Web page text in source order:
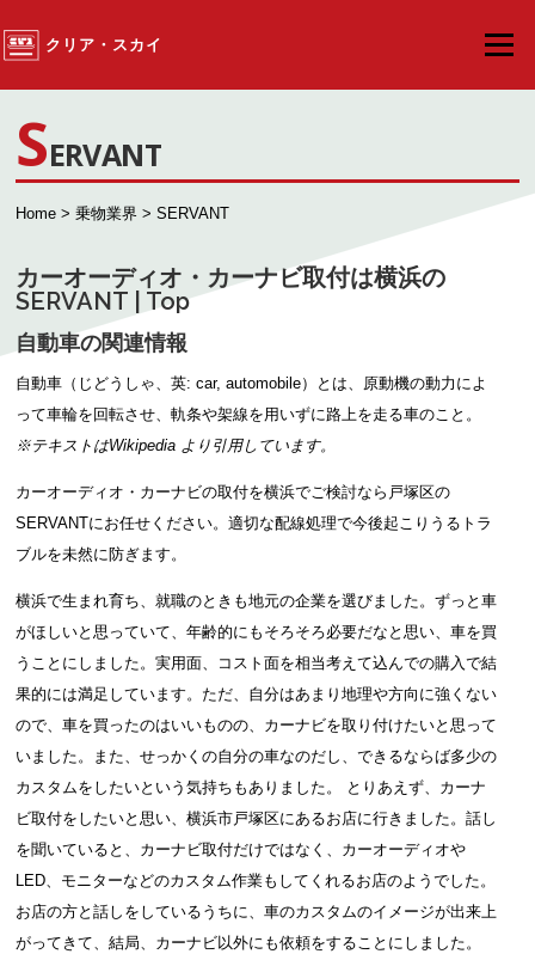
クリア・スカイ
メニュ
SERVANT
Home >乗物業界 > SERVANT
カーオーディオ・カーナビ取付は横浜の
SERVANT | Top
自動車の関連情報
自動車（じどうしゃ、英: car, automobile）とは、原動機の動力によ
って車輪を回転させ、軌条や架線を用いずに路上を走る車のこと。
※テキストはWikipedia より引用しています。
カーオーディオ・カーナビの取付を横浜でご検討なら戸塚区の
SERVANTにお任せください。適切な配線処理で今後起こりうるトラ
ブルを未然に防ぎます。
横浜で生まれ育ち、就職のときも地元の企業を選びました。ずっと車
がほしいと思っていて、年齢的にもそろそろ必要だなと思い、車を買
うことにしました。実用面、コスト面を相当考えて込んでの購入で結
果的には満足しています。ただ、自分はあまり地理や方向に強くない
ので、車を買ったのはいいものの、カーナビを取り付けたいと思って
いました。また、せっかくの自分の車なのだし、できるならば多少の
カスタムをしたいという気持ちもありました。 とりあえず、カーナ
ビ取付をしたいと思い、横浜市戸塚区にあるお店に行きました。話し
を聞いていると、カーナビ取付だけではなく、カーオーディオや
LED、モニターなどのカスタム作業もしてくれるお店のようでした。
お店の方と話しをしているうちに、車のカスタムのイメージが出来上
がってきて、結局、カーナビ以外にも依頼をすることにしました。